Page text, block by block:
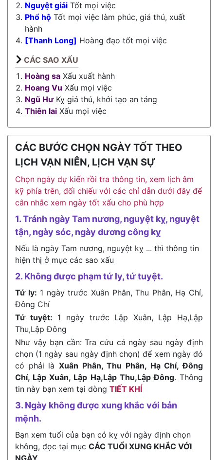
Nguyệt giải Tốt mọi việc
Phổ hộ Tốt mọi việc làm phúc, giá thú, xuất
hành
[Thanh Long] Hoàng đạo tốt mọi việc
CÁC SAO XẤU
Hoàng sa Xấu xuất hành
Hoang Vu Xấu mọi việc
Ngũ HưKỵ giá thú, khởi tạo an táng
Thiên lai Xấu mọi việc
CÁC BƯỚC CHỌN NGÀY TỐT THEO
LỊCH VẠN NIÊN, LỊCH VẠN SỰ
Chọn ngày dự kiến rồi tra thông tin, xem lịch âm
kỹ phía trên, đối chiếu với các chỉ dẫn dưới đây để
cân nhắc xem ngày tốt xấu cho phù hợp
1. Tránh ngày Tam nương, nguyệt kỵ, nguyệt
tận, ngày sóc, ngày dương công kỵ
Nếu là ngày Tam nương, nguyệt kỵ ... thì thông tin
hiện thị ở mục các sao xấu
2. Không được phạm tứ ly, tứ tuyệt.
Tứ ly: 1 ngày trước Xuân Phân, Thu Phân, Hạ Chí,
Đông Chí
Tứ tuyệt: 1 ngày trước Lập Xuân, Lập Hạ,Lập
Thu,Lập Đông
Như vậy bạn cần: Tra cứu cả ngày sau ngày định
chọn (1 ngày sau ngày định chọn) để xem ngày đó
có phải là Xuân Phân, Thu Phân, Hạ Chí, Đông
Chí, Lập Xuân, Lập Hạ,Lập Thu,Lập Đông. Thông
tin này bạn xem tại dòng TIẾT KHÍ
3. Ngày không được xung khắc với bản
mệnh.
Bạn xem tuổi của bạn có kỵ với ngày định chọn
không, đọc tại mục CÁC TUỔI XUNG KHẮC VỚI
NGÀY